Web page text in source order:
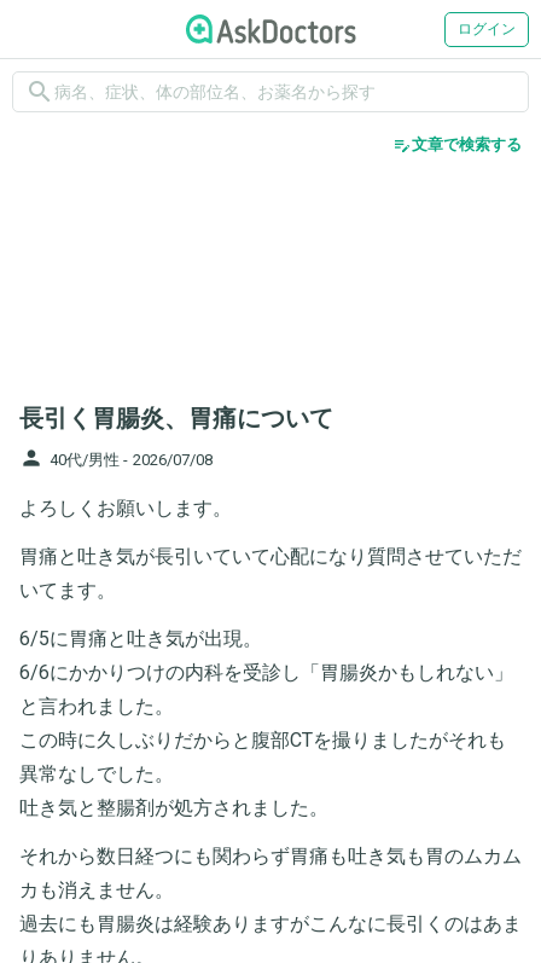
ログイン
search
edit_note文章で検索する
長引く胃腸炎、胃痛について
person 40代/男性 - 2026/07/08
よろしくお願いします。
胃痛と吐き気が長引いていて心配になり質問させていただ
いてます。
6/5に胃痛と吐き気が出現。
6/6にかかりつけの内科を受診し「胃腸炎かもしれない」
と言われました。
この時に久しぶりだからと腹部CTを撮りましたがそれも
異常なしでした。
吐き気と整腸剤が処方されました。
それから数日経つにも関わらず胃痛も吐き気も胃のムカム
カも消えません。
過去にも胃腸炎は経験ありますがこんなに長引くのはあま
りありません。